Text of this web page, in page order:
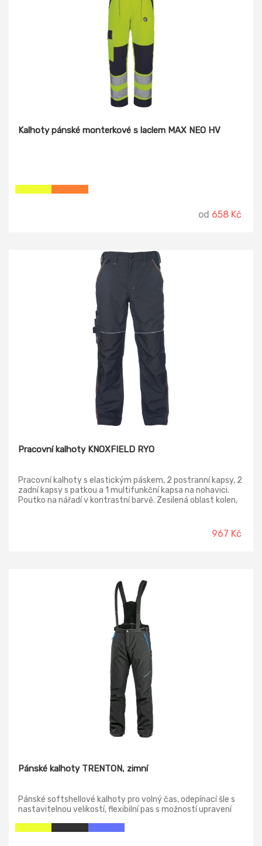
Kalhoty pánské monterkové s laclem MAX NEO HV
od 658 Kč
Pracovní kalhoty KNOXFIELD RYO
Pracovní kalhoty s elastickým páskem, 2 postranní kapsy, 2
zadní kapsy s patkou a 1 multifunkční kapsa na nohavici.
Poutko na nářadí v kontrastní barvě. Zesilená oblast kolen,
967 Kč
Pánské kalhoty TRENTON, zimní
Pánské softshellové kalhoty pro volný čas, odepínací šle s
nastavitelnou velikostí, flexibilní pas s možností upravení